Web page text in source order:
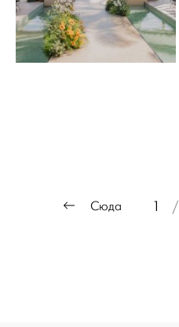
Пагинация
записей
Сюда 1 /
ПРОЕКТ
СВАДЬБЫ